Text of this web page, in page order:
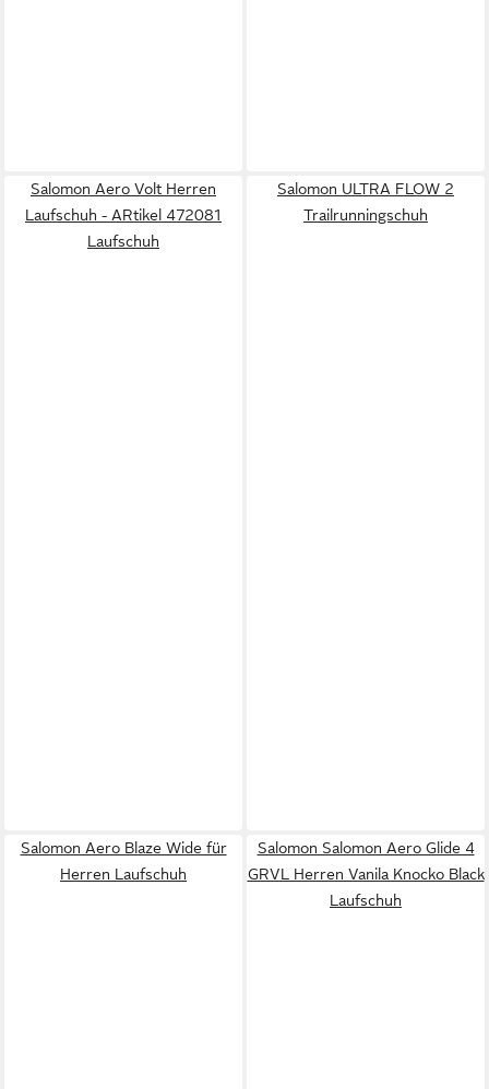
Salomon Aero Volt Herren
Laufschuh - ARtikel 472081
Laufschuh
Salomon ULTRA FLOW 2
Trailrunningschuh
Salomon Aero Blaze Wide für
Herren Laufschuh
Salomon Salomon Aero Glide 4
GRVL Herren Vanila Knocko Black
Laufschuh